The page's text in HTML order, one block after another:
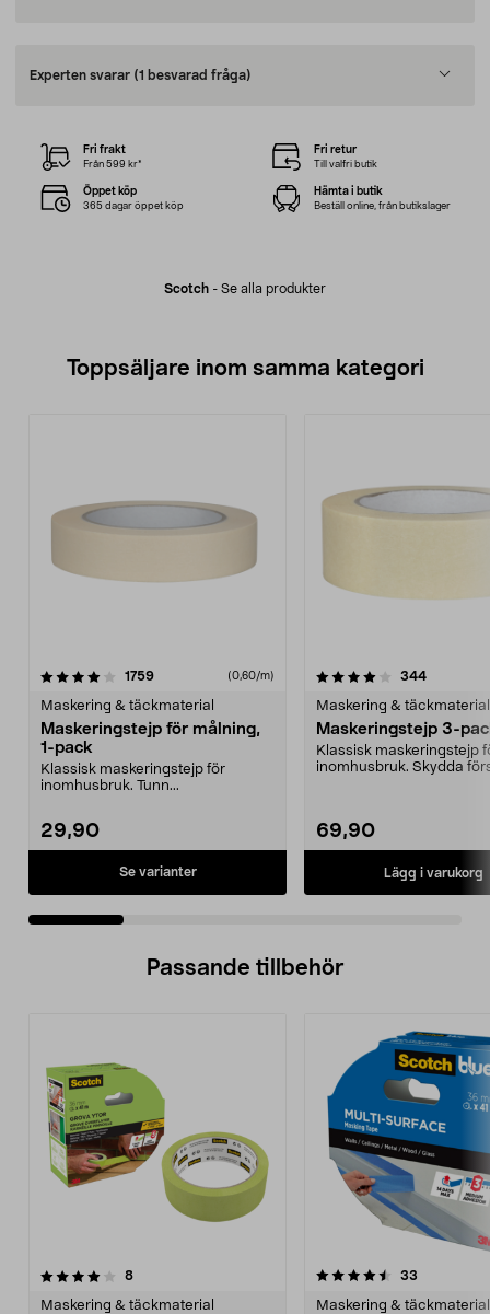
Experten svarar (1 besvarad fråga)
Scotch - Se alla produkter
Fri frakt
Från 599 kr*
Fri retur
Till valfri butik
Öppet köp
365 dagar öppet köp
Hämta i butik
Beställ online, från butikslager
Toppsäljare inom samma kategori
1759recensioner (0,60/m)
Maskering & täckmaterial
Maskeringstejp för målning,
1-pack
Klassisk maskeringstejp för
inomhusbruk. Tunn...
29,90
Se varianter
4.0 av 5 stjärnor 344
Maskering & täckmaterial
Maskeringstejp 3-
Klassisk maskeringstejp
inomhusbruk. Skydda
69,90
Lägg i varukorg
4.0 av 5 stjärnor
Passande tillbehör
8recensioner
Maskering & täckmaterial
4.5av 5 stjärnor 33
Maskering & täckmaterial